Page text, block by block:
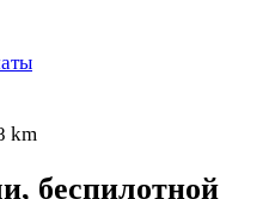
km
беспилотной